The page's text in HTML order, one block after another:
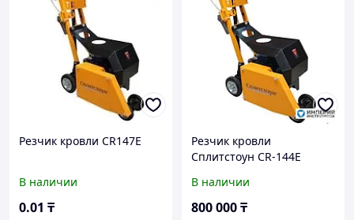
Резчик кровли CR147E
В наличии
0.01 ₸
Резчик кровли
Сплитстоун CR-144E
В наличии
800 000₸